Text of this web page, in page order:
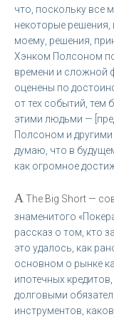
что, поскольку все
некоторые
моему, решения,
Хэнком Полсоном
времени и сложной
оценены по
от тех событий, тем
этими людьми —
Полсоном и
думаю, что в
как огромное
А The Big Short —
знаменитого
рассказ о том, кто
это удалось, как
основном о рынке
ипотечных
долговыми
инструментов,